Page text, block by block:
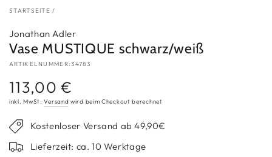
STARTSEITE /
Jonathan Adler
Vase MUSTIQUE schwarz/weiß
ARTIKELNUMMER:34783
Regulärer
Preis
113,00 €
inkl. MwSt.Versand wird beim Checkout berechnet
Kostenloser Versand ab 49,90€
Lieferzeit: ca. 10 Werktage